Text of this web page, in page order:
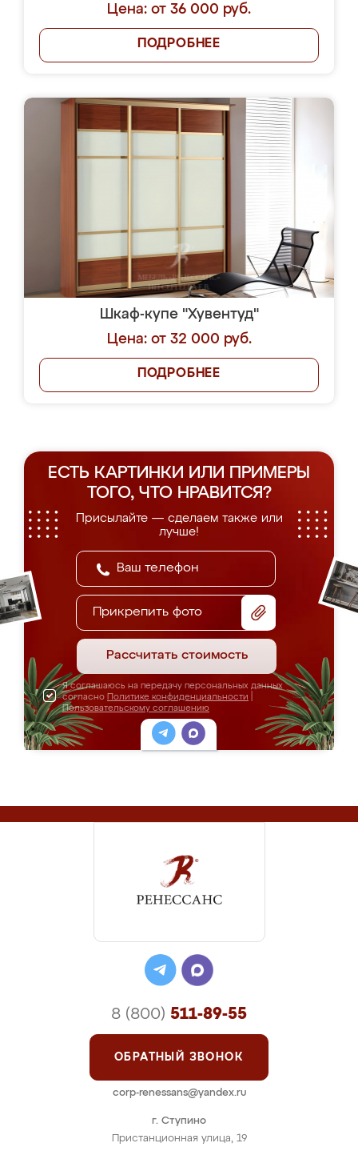
Цена: от 36 000 руб.
ПОДРОБНЕЕ
Шкаф-купе "Хувентуд"
Цена: от 32 000 руб.
ПОДРОБНЕЕ
ЕСТЬ КАРТИНКИ ИЛИ ПРИМЕРЫ
ТОГО, ЧТО НРАВИТСЯ?
Присылайте — сделаем также или
лучше!
Прикрепить фото
Рассчитать стоимость
Я соглашаюсь на передачу персональных данных
согласно Политике конфиденциальности
Пользовательскому соглашению
г. Ступино
Пристанционная улица, 19
8 (800) 511-89-55
ОБРАТНЫЙ ЗВОНОК
corp-renessans@yandex.ru